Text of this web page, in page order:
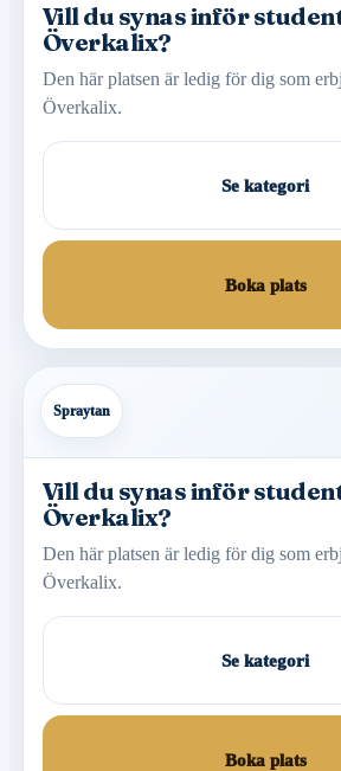
Vill du synas inför
Överkalix?
Den här platsen är ledig för dig som
Överkalix.
Se kategori
Boka plats
Spraytan
Vill du synas inför
Överkalix?
Den här platsen är ledig för dig som
Överkalix.
Se kategori
Boka plats